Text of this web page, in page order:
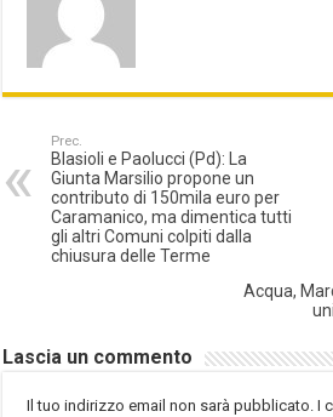
Prec.
Blasioli e Paolucci (Pd): La
Giunta Marsilio propone un
contributo di 150mila euro per
Caramanico, ma dimentica tutti
gli altri Comuni colpiti dalla
chiusura delle Terme
Acqua,
Lascia un commento
Il tuo indirizzo email non sarà pubblicato. I